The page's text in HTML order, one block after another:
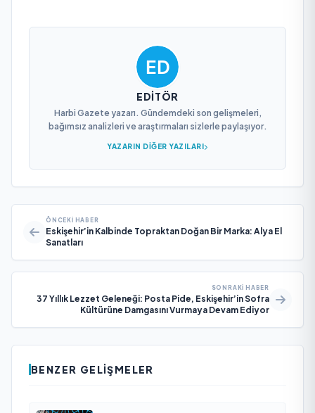
EDITÖR
Harbi Gazete yazarı. Gündemdeki son gelişmeleri,
bağımsız analizleri ve araştırmaları sizlerle paylaşıyor.
YAZARIN DIĞER YAZILARI
ÖNCEKI HABER
Eskişehir’in Kalbinde Topraktan Doğan Bir Marka: Alya El
Sanatları
SONRAKI HABER
37 Yıllık Lezzet Geleneği: Posta Pide, Eskişehir’in Sofra
Kültürüne Damgasını Vurmaya Devam Ediyor
BENZER GELIŞMELER